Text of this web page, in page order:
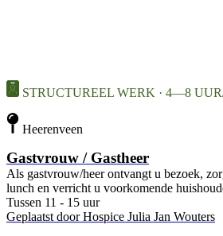
STRUCTUREEL WERK · 4—8
Heerenveen
Gastvrouw / Gastheer
Als gastvrouw/heer ontvangt u bezoek,
lunch en verricht u voorkomende
Tussen 11 - 15 uur
Geplaatst door Hospice Julia Jan Wouters